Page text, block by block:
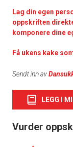
Lag din egen
oppskriften
komponere dine
Få ukens kake
Sendt inn av
LEGG I
Vurder